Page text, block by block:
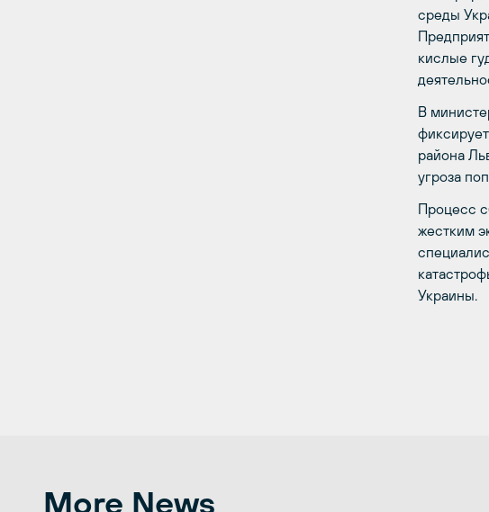
среды
кислые
В
района
угроза
Процесс
жестким
Украины.
More News